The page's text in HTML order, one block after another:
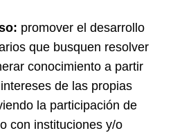
promover el desarrollo
que busquen resolver
conocimiento a partir
de las propias
la participación de
con instituciones y/o